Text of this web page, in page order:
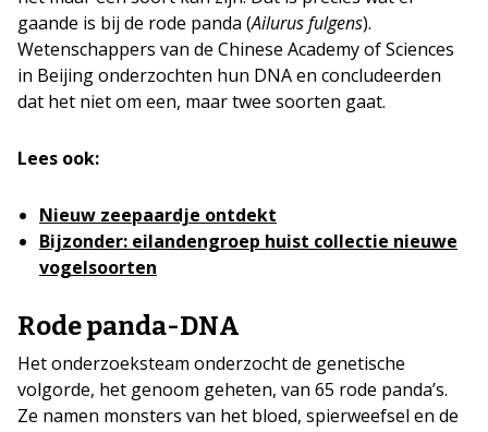
gaande is bij de rode panda (Ailurus fulgens).
Wetenschappers van de Chinese Academy of Sciences
in Beijing onderzochten hun DNA en concludeerden
dat het niet om een, maar twee soorten gaat.
Lees ook:
Nieuw zeepaardje ontdekt
Bijzonder: eilandengroep huist collectie nieuwe
vogelsoorten
Rode panda-DNA
Het onderzoeksteam onderzocht de genetische
volgorde, het genoom geheten, van 65 rode panda’s.
Ze namen monsters van het bloed, spierweefsel en de